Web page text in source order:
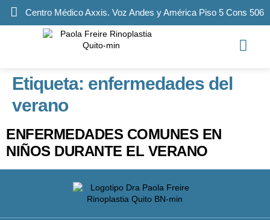
Centro Médico Axxis. Voz Andes y América Piso 5 Cons 506
Etiqueta: enfermedades del
verano
ENFERMEDADES COMUNES EN
NIÑOS DURANTE EL VERANO